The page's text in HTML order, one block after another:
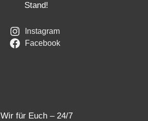
Stand!
Instagram
Facebook
Wir für Euch – 24/7